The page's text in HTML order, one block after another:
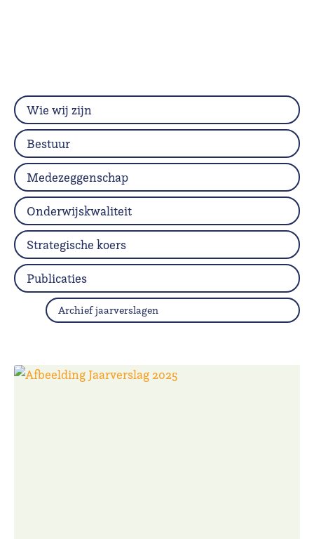
Wie wij zijn
Bestuur
Medezeggenschap
Onderwijskwaliteit
Strategische koers
Publicaties
Archief jaarverslagen